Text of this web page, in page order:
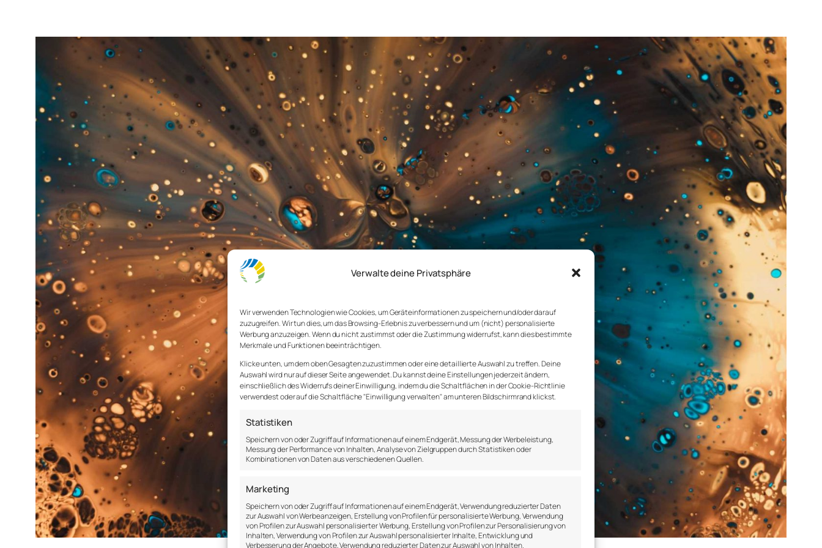
Verwalte deine Privatsphäre
Wir verwenden Technologien wie Cookies, um Geräteinformationen zu speichern und/oder darauf
zuzugreifen. Wir tun dies, um das Browsing-Erlebnis zu verbessern und um (nicht) personalisierte
Werbung anzuzeigen. Wenn du nicht zustimmst oder die Zustimmung widerrufst, kann dies bestimmte
Merkmale und Funktionen beeinträchtigen.
Klicke unten, um dem oben Gesagten zuzustimmen oder eine detaillierte Auswahl zu treffen. Deine
Auswahl wird nur auf dieser Seite angewendet. Du kannst deine Einstellungen jederzeit ändern,
einschließlich des Widerrufs deiner Einwilligung, indem du die Schaltflächen in der Cookie-Richtlinie
verwendest oder auf die Schaltfläche "Einwilligung verwalten" am unteren Bildschirmrand klickst.
Statistiken
Speichern von oder Zugriff auf Informationen auf einem Endgerät, Messung der Werbeleistung,
Messung der Performance von Inhalten, Analyse von Zielgruppen durch Statistiken oder
Kombinationen von Daten aus verschiedenen Quellen.
Marketing
Speichern von oder Zugriff auf Informationen auf einem Endgerät, Verwendung reduzierter Daten
zur Auswahl von Werbeanzeigen, Erstellung von Profilen für personalisierte Werbung, Verwendung
von Profilen zur Auswahl personalisierter Werbung, Erstellung von Profilen zur Personalisierung von
Inhalten, Verwendung von Profilen zur Auswahl personalisierter Inhalte, Entwicklung und
Verbesserung der Angebote, Verwendung reduzierter Daten zur Auswahl von Inhalten.